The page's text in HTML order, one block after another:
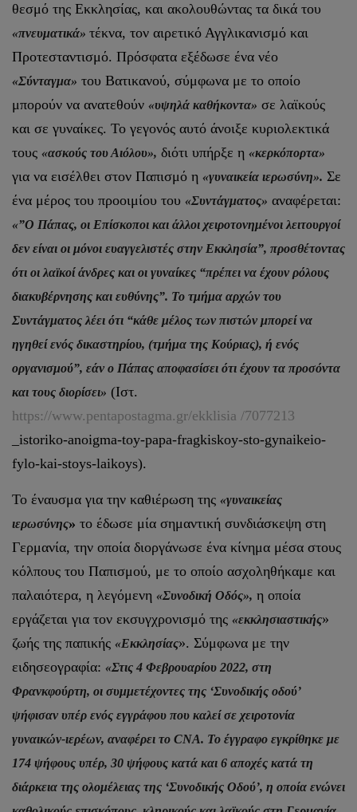
θεσμό της Εκκλησίας, και ακολουθώντας τα δικά του
«πνευματικά» τέκνα, τον αιρετικό Αγγλικανισμό και
Προτεσταντισμό. Πρόσφατα εξέδωσε ένα νέο
«Σύνταγμα» του Βατικανού, σύμφωνα με το οποίο
μπορούν να ανατεθούν «υψηλά καθήκοντα» σε λαϊκούς
και σε γυναίκες. Το γεγονός αυτό άνοιξε κυριολεκτικά
τους «ασκούς του Αιόλου», διότι υπήρξε η «κερκόπορτα»
για να εισέλθει στον Παπισμό η «γυναικεία ιερωσύνη». Σε
ένα μέρος του προοιμίου του «Συντάγματος» αναφέρεται:
«”Ο Πάπας, οι Επίσκοποι και άλλοι χειροτονημένοι λειτουργοί
δεν είναι οι μόνοι ευαγγελιστές στην Εκκλησία”, προσθέτοντας
ότι οι λαϊκοί άνδρες και οι γυναίκες “πρέπει να έχουν ρόλους
διακυβέρνησης και ευθύνης”. Το τμήμα αρχών του
Συντάγματος λέει ότι “κάθε μέλος των πιστών μπορεί να
ηγηθεί ενός δικαστηρίου, (τμήμα της Κούριας), ή ενός
οργανισμού”, εάν ο Πάπας αποφασίσει ότι έχουν τα προσόντα
και τους διορίσει» (Ιστ.
https://www.pentapostagma.gr/ekklisia /7077213
_istoriko-anoigma-toy-papa-fragkiskoy-sto-gynaikeio-
fylo-kai-stoys-laikoys).
Το έναυσμα για την καθιέρωση της «γυναικείας
ιερωσύνης» το έδωσε μία σημαντική συνδιάσκεψη στη
Γερμανία, την οποία διοργάνωσε ένα κίνημα μέσα στους
κόλπους του Παπισμού, με το οποίο ασχοληθήκαμε και
παλαιότερα, η λεγόμενη «Συνοδική Οδός», η οποία
εργάζεται για τον εκσυγχρονισμό της «εκκλησιαστικής»
ζωής της παπικής «Εκκλησίας». Σύμφωνα με την
ειδησεογραφία: «Στις 4 Φεβρουαρίου 2022, στη
Φρανκφούρτη, οι συμμετέχοντες της ‘Συνοδικής οδού’
ψήφισαν υπέρ ενός εγγράφου που καλεί σε χειροτονία
γυναικών-ιερέων, αναφέρει το CNA. Το έγγραφο εγκρίθηκε με
174 ψήφους υπέρ, 30 ψήφους κατά και 6 αποχές κατά τη
διάρκεια της ολομέλειας της ‘Συνοδικής Οδού’, η οποία ενώνει